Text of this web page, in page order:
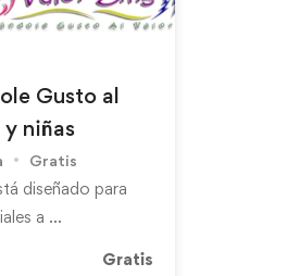
Gusto al
niñas
Gratis
diseñado para
a …
Gratis